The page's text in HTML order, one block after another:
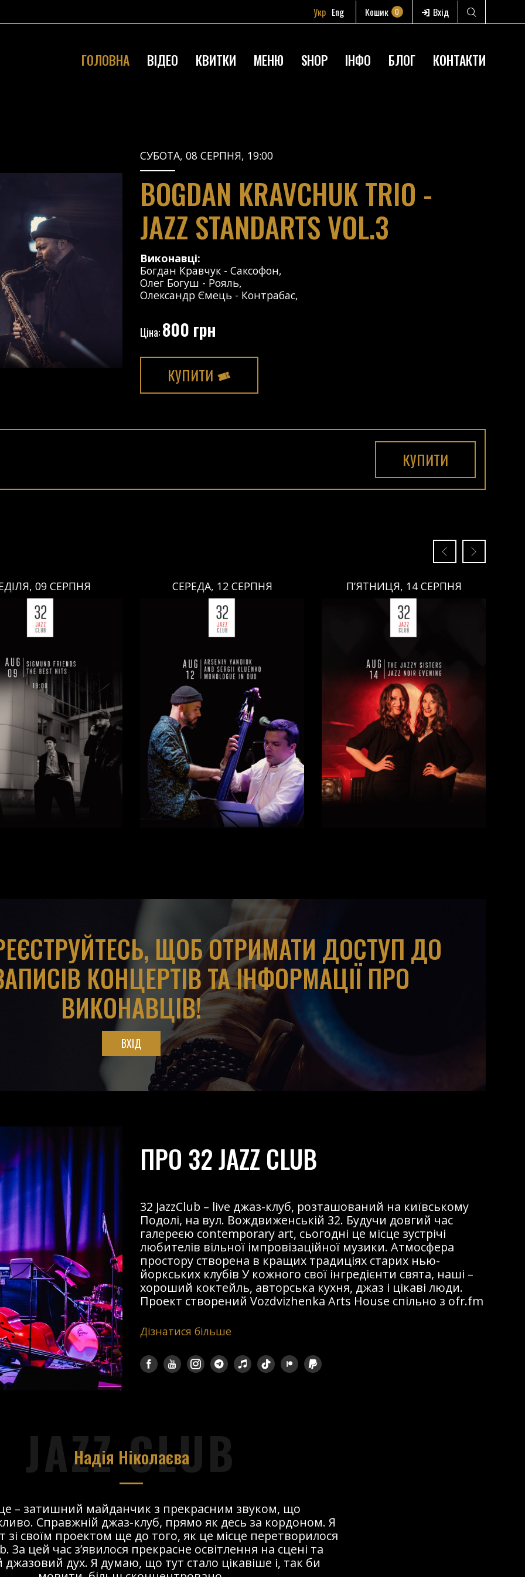
Укр Eng Кошик 0 Вхід
ГОЛОВНА ВІДЕО КВИТКИ МЕНЮ SHOP ІНФО БЛОГ КОНТАКТИ
СУБОТА, 08 СЕРПНЯ, 19:00
BOGDAN KRAVCHUK TRIO -
JAZZ STANDARTS VOL.3
Виконавці:
Богдан Кравчук - Саксофон,
Олег Богуш - Рояль,
Олександр Ємець - Контрабас,
Ціна:800 грн
КУПИТИ
КУПИТИ
09 СЕРПНЯ
Ціна:
Павло Литвиненко
,)/Денис Дудко (Бас,)/
Люлякін (Барабани
СЕРЕДА, 12 СЕРПНЯ
Ціна:
Виконавці: Арсеній Яндюк(
Рояль,) Сергій Клюєнко(Бас,)
П’ЯТНИЦЯ, 14 СЕРПНЯ
П’ЯТНИЦЯ, 14 СЕРПНЯ
Виконавці:Анна Майовецька
Вокал
/Юлія Майовецька
Вокал
,)/Григорій Паршин
Саксофон
,)/Арсеній Яндюк
Рояль
Єгор Абрамов
Контрабас
,)/
(Барабани ,)/
ЩОБ ОТРИМАТИ ДОСТУП ДО
КОНЦЕРТІВ ТА ІНФОРМАЦІЇ ПРО
ВИКОНАВЦІВ!
ВХІД
ПРО 32 JAZZ CLUB
32 JazzClub – live джаз-клуб, розташований на київському
Подолі, на вул. Вождвиженській 32. Будучи довгий час
галереєю contemporary art, сьогодні це місце зустрічі
любителів вільної імпровізаційної музики. Атмосфера
простору створена в кращих традиціях старих нью-
йоркських клубів У кожного свої інгредієнти свята, наші –
хороший коктейль, авторська кухня, джаз і цікаві люди.
Проект створений Vozdvizhenka Arts House спільно з ofr.fm
Дізнатися більше
JAZZ CLUB
Надія Ніколаєва
– затишний майданчик з прекрасним звуком, що
Справжній джаз-клуб, прямо як десь за кордоном. Я
зі своїм проектом ще до того, як це місце перетворилося
За цей час з’явилося прекрасне освітлення на сцені та
джазовий дух. Я думаю, що тут стало цікавіше і, так би